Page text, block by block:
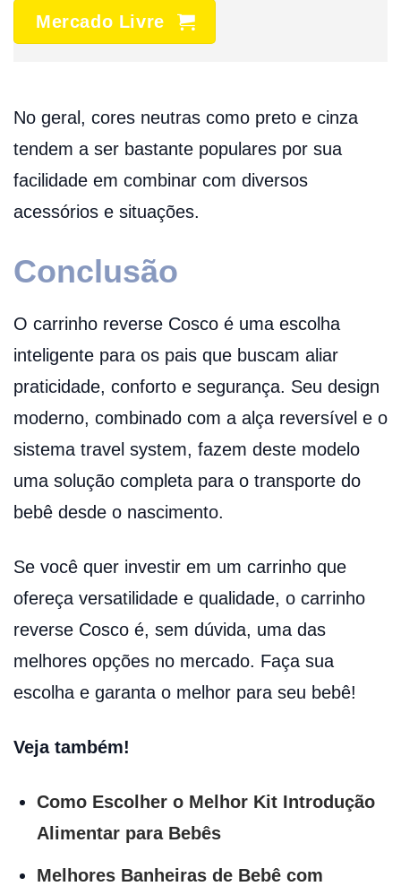
Mercado Livre
No geral, cores neutras como preto e cinza
tendem a ser bastante populares por sua
facilidade em combinar com diversos
acessórios e situações.
Conclusão
O carrinho reverse Cosco é uma escolha
inteligente para os pais que buscam aliar
praticidade, conforto e segurança. Seu design
moderno, combinado com a alça reversível e o
sistema travel system, fazem deste modelo
uma solução completa para o transporte do
bebê desde o nascimento.
Se você quer investir em um carrinho que
ofereça versatilidade e qualidade, o carrinho
reverse Cosco é, sem dúvida, uma das
melhores opções no mercado. Faça sua
escolha e garanta o melhor para seu bebê!
Veja também!
Como Escolher o Melhor Kit Introdução
Alimentar para Bebês
Melhores Banheiras de Bebê com